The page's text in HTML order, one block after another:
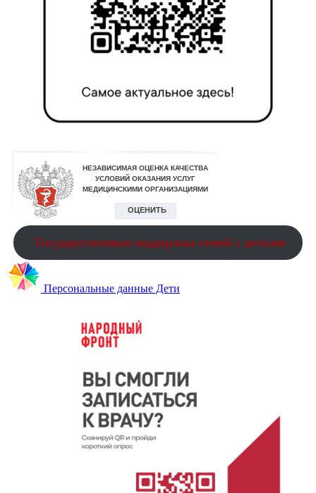
Государственная поддержка семей с детьми
Персональные данные Дети